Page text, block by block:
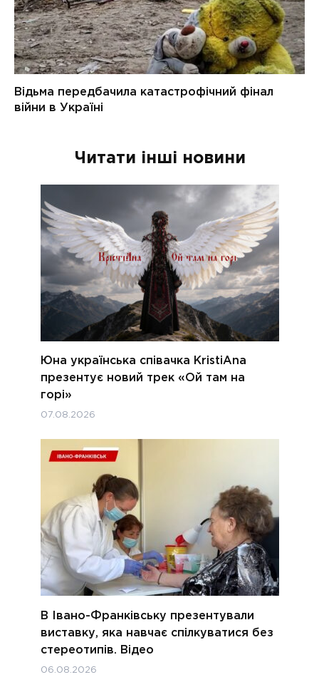
Читати інші новини
Юна українська співачка KristiAna
презентує новий трек «Ой там на
горі»
07.08.2026
В Івано-Франківську презентували
виставку, яка навчає спілкуватися без
стереотипів. Відео
06.08.2026